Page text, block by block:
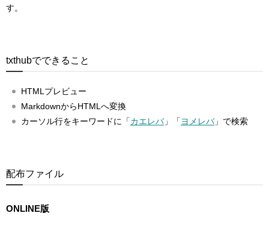
す。
txthubでできること
HTMLプレビュー
MarkdownからHTMLへ変換
カーソル行をキーワードに「カエレバ」「 ヨメレバ」で検索
配布ファイル
ONLINE版